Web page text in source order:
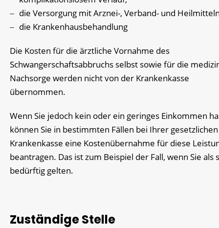
die Versorgung mit Arznei-, Verband- und
die Krankenhausbehandlung
Die Kosten für die ärztliche Vornahme des
Schwangerschaftsabbruchs selbst sowie für die
Nachsorge werden nicht von der Krankenkasse
übernommen.
Wenn Sie jedoch kein oder ein geringes Einkommen
können Sie in bestimmten Fällen bei Ihrer gesetzlichen
Krankenkasse eine Kostenübernahme für diese
beantragen. Das ist zum Beispiel der Fall, wenn Sie als
bedürftig gelten.
Zuständige Stelle